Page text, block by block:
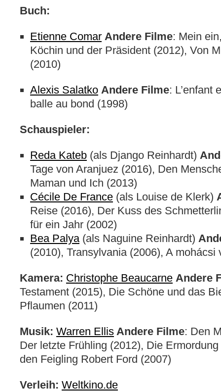
Buch:
Etienne Comar Andere Filme: Mein
Köchin und der Präsident (2012), Von
(2010)
Alexis Salatko Andere Filme: L’enfant
balle au bond (1998)
Schauspieler:
Reda Kateb (als Django Reinhardt)
Tage von Aranjuez (2016), Den
Maman und Ich (2013)
Cécile De France (als Louise de Klerk)
Reise (2016), Der Kuss des
für ein Jahr (2002)
Bea Palya(als Naguine Reinhardt)
(2010), Transylvania (2006), A mohácsi
Kamera: Christophe Beaucarne Andere
Testament (2015), Die Schöne und das
Pflaumen (2011)
Musik: Warren Ellis Andere Filme: Den
Der letzte Frühling (2012), Die
den Feigling Robert Ford (2007)
Verleih: Weltkino.de